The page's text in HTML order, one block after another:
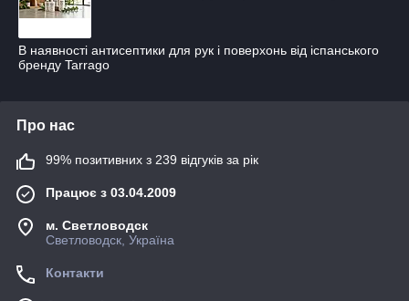
В наявності антисептики для рук і поверхонь від іспанського
бренду Tarrago
Про нас
99% позитивних з 239 відгуків за рік
Працює з 03.04.2009
м. Светловодск
Светловодск, Україна
Контакти